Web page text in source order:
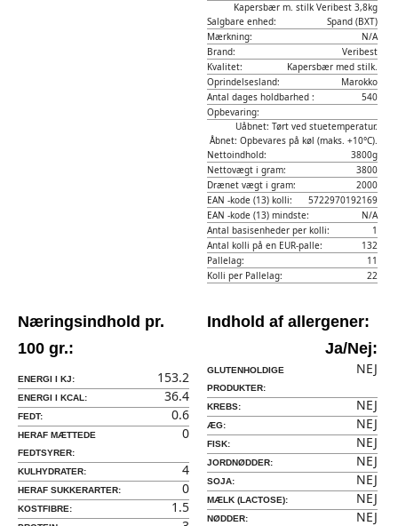
Kapersbær m. stilk Veribest 3,8kg
Salgbare enhed:
Spand (BXT)
Mærkning:
N/A
Brand:
Veribest
Kvalitet:
Kapersbær med stilk.
Oprindelsesland:
Marokko
Antal dages holdbarhed :
540
Opbevaring:
Uåbnet: Tørt ved stuetemperatur.
Åbnet: Opbevares på køl (maks. +10°C).
Nettoindhold:
3800g
Nettovægt i gram:
3800
Drænet vægt i gram:
2000
EAN -kode (13) kolli:
5722970192169
EAN -kode (13) mindste:
N/A
Antal basisenheder per kolli:
1
Antal kolli på en EUR-palle:
132
Pallelag:
11
Kolli per Pallelag:
22
Næringsindhold pr.
100 gr.:
ENERGI I KJ: 153.2
ENERGI I KCAL: 36.4
FEDT: 0.6
HERAF MÆTTEDE
FEDTSYRER:
0
KULHYDRATER: 4
HERAF SUKKERARTER: 0
KOSTFIBRE: 1.5
Indhold af allergener:
Ja/Nej:
GLUTENHOLDIGE
PRODUKTER:
NEJ
KREBS: NEJ
ÆG: NEJ
FISK: NEJ
JORDNØDDER: NEJ
SOJA: NEJ
MÆLK (LACTOSE): NEJ
NØDDER: NEJ